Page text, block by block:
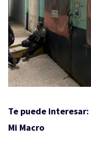
Te puede interesar:
Mi Macro